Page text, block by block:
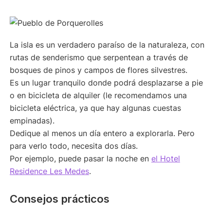
La isla es un verdadero paraíso de la naturaleza, con
rutas de senderismo que serpentean a través de
bosques de pinos y campos de flores silvestres.
Es un lugar tranquilo donde podrá desplazarse a pie
o en bicicleta de alquiler (le recomendamos una
bicicleta eléctrica, ya que hay algunas cuestas
empinadas).
Dedique al menos un día entero a explorarla. Pero
para verlo todo, necesita dos días.
Por ejemplo, puede pasar la noche en el Hotel
Residence Les Medes.
Consejos prácticos